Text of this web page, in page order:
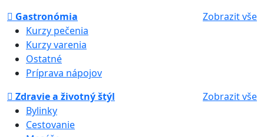
Gastronómia
Zobrazit vše
Kurzy pečenia
Kurzy varenia
Ostatné
Príprava nápojov
Zdravie a životný štýl
Zobrazit vše
Bylinky
Cestovanie